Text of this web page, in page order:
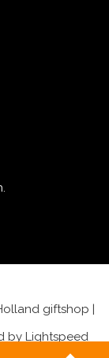
giftshop |
by Lightspeed